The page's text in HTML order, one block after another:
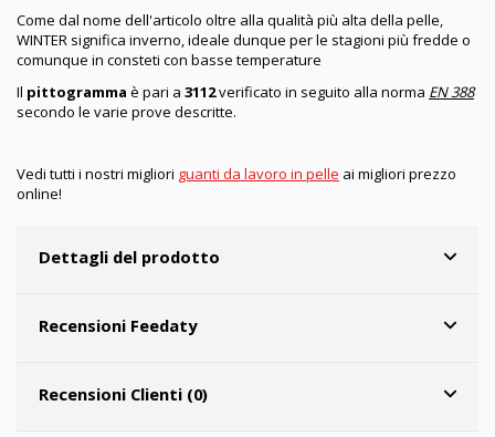
Come dal nome dell'articolo oltre alla qualità più alta della pelle,
WINTER significa inverno, ideale dunque per le stagioni più fredde o
comunque in consteti con basse temperature
Il pittogramma è pari a 3112verificato in seguito alla norma EN 388
secondo le varie prove descritte.
Vedi tutti i nostri migliori guanti da lavoro in pelle ai migliori prezzo
online!
Dettagli del prodotto
Recensioni Feedaty
Recensioni Clienti (0)